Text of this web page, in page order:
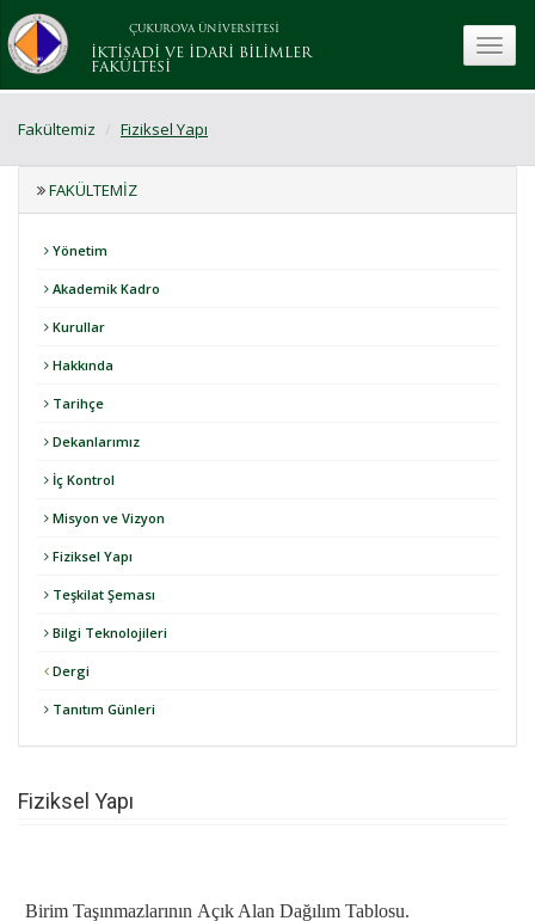
ÇUKUROVA ÜNİVERSİTESİ
İKTİSADİ VE İDARİ BİLİMLER
FAKÜLTESİ
Fakültemiz Fiziksel Yapı
FAKÜLTEMIZ
Yönetim
Akademik Kadro
Kurullar
Hakkında
Tarihçe
Dekanlarımız
İç Kontrol
Misyon ve Vizyon
Fiziksel Yapı
Teşkilat Şeması
Bilgi Teknolojileri
Dergi
Tanıtım Günleri
Fiziksel Yapı
Birim Taşınmazlarının Açık Alan Dağılım Tablosu.